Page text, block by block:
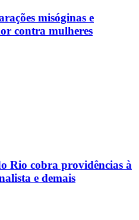
misóginas e
contra mulheres
Rio cobra providências à
e demais